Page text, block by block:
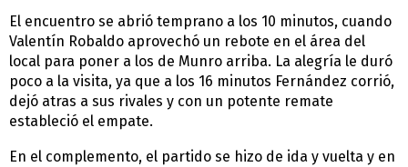
El encuentro se abrió temprano a los 10 minutos, cuando
Valentín Robaldo aprovechó un rebote en el área del
local para poner a los de Munro arriba. La alegría le duró
poco a la visita, ya que a los 16 minutos Fernández corrió,
dejó atras a sus rivales y con un potente remate
estableció el empate.
En el complemento, el partido se hizo de ida y vuelta y en